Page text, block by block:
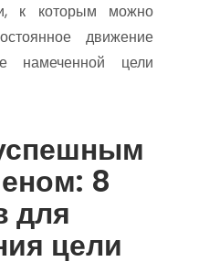
к которым можно
движение
намеченной цели
8
для
цели